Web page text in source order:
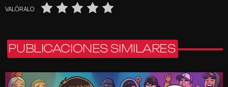
VALÓRALO
PUBLICACIONES SIMILARES